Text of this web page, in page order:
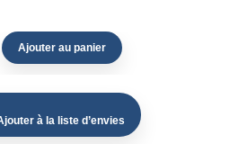
Ajouter au panier
à la liste d’envies